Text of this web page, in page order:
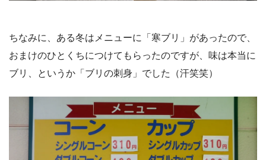
ちなみに、ある冬はメニューに「寒ブリ」があったので、
おまけのひとくちにつけてもらったのですが、味は本当に
ブリ、というか「ブリの刺身」でした（汗笑笑）